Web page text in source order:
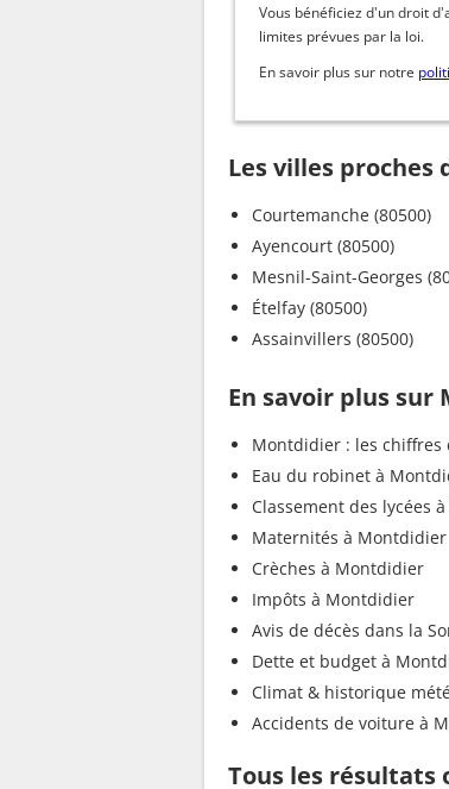
Vous bénéficiez d'un droit
limites prévues par la loi.
En savoir plus sur notre
Les villes
Courtemanche (80500)
Ayencourt (80500)
Mesnil-Saint-Georges
Ételfay (80500)
Assainvillers (80500)
En savoir plus
Montdidier : les chiffres
Eau du robinet à
Classement des lycées
Maternités à Montdidier
Crèches à Montdidier
Impôts à Montdidier
Avis de décès dans la
Dette et budget à
Climat & historique
Accidents de voiture à
Tous les